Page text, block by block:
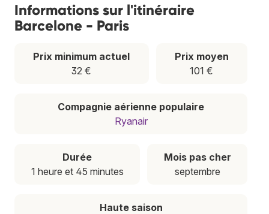
Informations sur l'itinéraire
Barcelone - Paris
Prix minimum actuel
32 €
Prix moyen
101 €
Compagnie aérienne populaire
Ryanair
Durée
1 heure et 45 minutes
Mois pas cher
septembre
Haute saison